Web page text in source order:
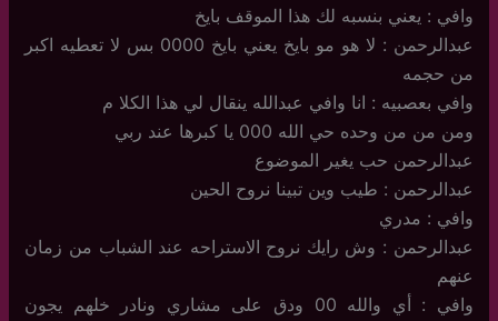
وافي : يعني بنسبه لك هذا الموقف بايخ
عبدالرحمن : لا هو مو بايخ يعني بايخ 0000 بس لا تعطيه اكبر
من حجمه
وافي بعصبيه : انا وافي عبدالله ينقال لي هذا الكلا م
ومن من من وحده حي الله 000 يا كبرها عند ربي
عبدالرحمن حب يغير الموضوع
عبدالرحمن : طيب وين تبينا نروح الحين
وافي : مدري
عبدالرحمن : وش رايك نروح الاستراحه عند الشباب من زمان
عنهم
وافي : أي والله 00 ودق على مشاري ونادر خلهم يجون